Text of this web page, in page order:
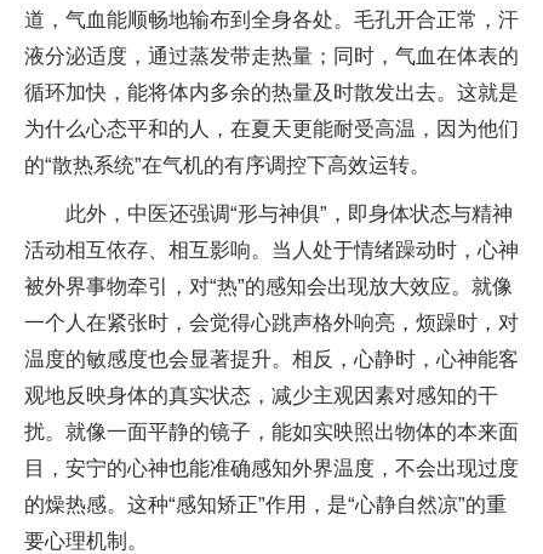
道，气血能顺畅地输布到全身各处。毛孔开合正常，汗
液分泌适度，通过蒸发带走热量；同时，气血在体表的
循环加快，能将体内多余的热量及时散发出去。这就是
为什么心态平和的人，在夏天更能耐受高温，因为他们
的“散热系统”在气机的有序调控下高效运转。
此外，中医还强调“形与神俱”，即身体状态与精神
活动相互依存、相互影响。当人处于情绪躁动时，心神
被外界事物牵引，对“热”的感知会出现放大效应。就像
一个人在紧张时，会觉得心跳声格外响亮，烦躁时，对
温度的敏感度也会显著提升。相反，心静时，心神能客
观地反映身体的真实状态，减少主观因素对感知的干
扰。就像一面平静的镜子，能如实映照出物体的本来面
目，安宁的心神也能准确感知外界温度，不会出现过度
的燥热感。这种“感知矫正”作用，是“心静自然凉”的重
要心理机制。